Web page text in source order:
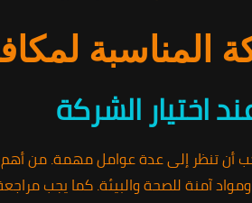
المناسبة
اختيار الشركة
أن تنظر إلى عدة عوامل مهمة. من
آمنة للصحة والبيئة. كما يجب